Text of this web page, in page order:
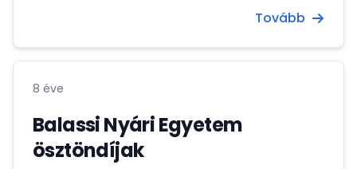
Tovább
8 éve
Balassi Nyári Egyetem
ösztöndíjak